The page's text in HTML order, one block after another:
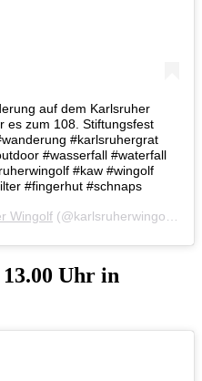
auf dem Karlsruher
es zum 108. Stiftungsfest
#karlsruhergrat
#wasserfall #waterfall
#kaw #wingolf
#fingerhut #schnaps
Wingolf (@karlsruherwingolf) am
Uhr in